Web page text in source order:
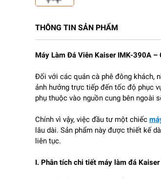
THÔNG TIN SẢN PHẨM
Máy Làm Đá Viên Kaiser IMK-390A –
Đối với các quán cà phê đông khách,
ảnh hưởng trực tiếp đến tốc độ phục
phụ thuộc vào nguồn cung bên ngoài
Chính vì vậy, việc đầu tư một chiếc
lâu dài. Sản phẩm này được thiết kế
liên tục.
I. Phân tích chi tiết máy làm đá